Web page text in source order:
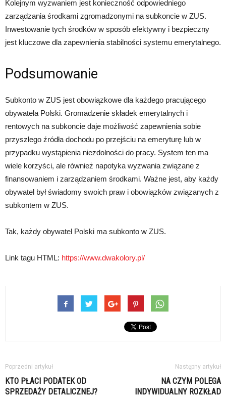
Kolejnym wyzwaniem jest konieczność odpowiedniego
zarządzania środkami zgromadzonymi na subkoncie w ZUS.
Inwestowanie tych środków w sposób efektywny i bezpieczny
jest kluczowe dla zapewnienia stabilności systemu emerytalnego.
Podsumowanie
Subkonto w ZUS jest obowiązkowe dla każdego pracującego
obywatela Polski. Gromadzenie składek emerytalnych i
rentowych na subkoncie daje możliwość zapewnienia sobie
przyszłego źródła dochodu po przejściu na emeryturę lub w
przypadku wystąpienia niezdolności do pracy. System ten ma
wiele korzyści, ale również napotyka wyzwania związane z
finansowaniem i zarządzaniem środkami. Ważne jest, aby każdy
obywatel był świadomy swoich praw i obowiązków związanych z
subkontem w ZUS.
Tak, każdy obywatel Polski ma subkonto w ZUS.
Link tagu HTML: https://www.dwakolory.pl/
Poprzedni artykuł
KTO PŁACI PODATEK OD
SPRZEDAŻY DETALICZNEJ?
Następny artykuł
NA CZYM POLEGA
INDYWIDUALNY ROZKŁAD